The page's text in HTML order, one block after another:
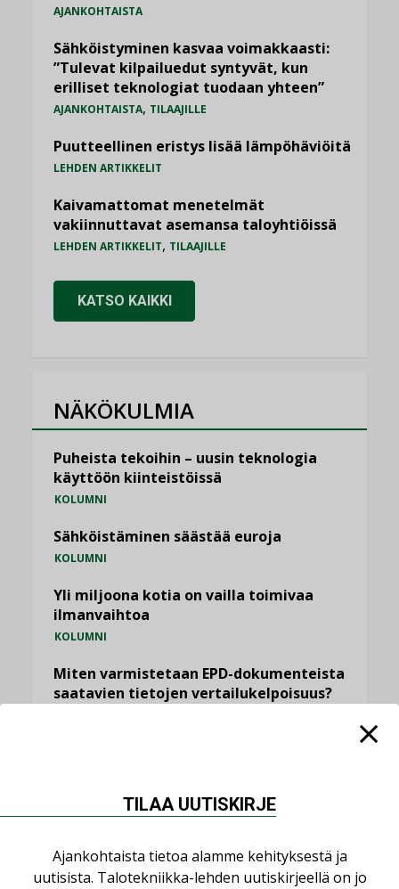
AJANKOHTAISTA
Sähköistyminen kasvaa voimakkaasti:
”Tulevat kilpailuedut syntyvät, kun
erilliset teknologiat tuodaan yhteen”
AJANKOHTAISTA, TILAAJILLE
Puutteellinen eristys lisää lämpöhäviöitä
LEHDEN ARTIKKELIT
Kaivamattomat menetelmät
vakiinnuttavat asemansa taloyhtiöissä
LEHDEN ARTIKKELIT, TILAAJILLE
KATSO KAIKKI
NÄKÖKULMIA
Puheista tekoihin – uusin teknologia
käyttöön kiinteistöissä
KOLUMNI
Sähköistäminen säästää euroja
KOLUMNI
Yli miljoona kotia on vailla toimivaa
ilmanvaihtoa
KOLUMNI
Miten varmistetaan EPD-dokumenteista
saatavien tietojen vertailukelpoisuus?
KATSO KAIKKI
TILAA UUTISKIRJE
Ajankohtaista tietoa alamme kehityksestä ja
uutisista. Talotekniikka-lehden uutiskirjeellä on jo